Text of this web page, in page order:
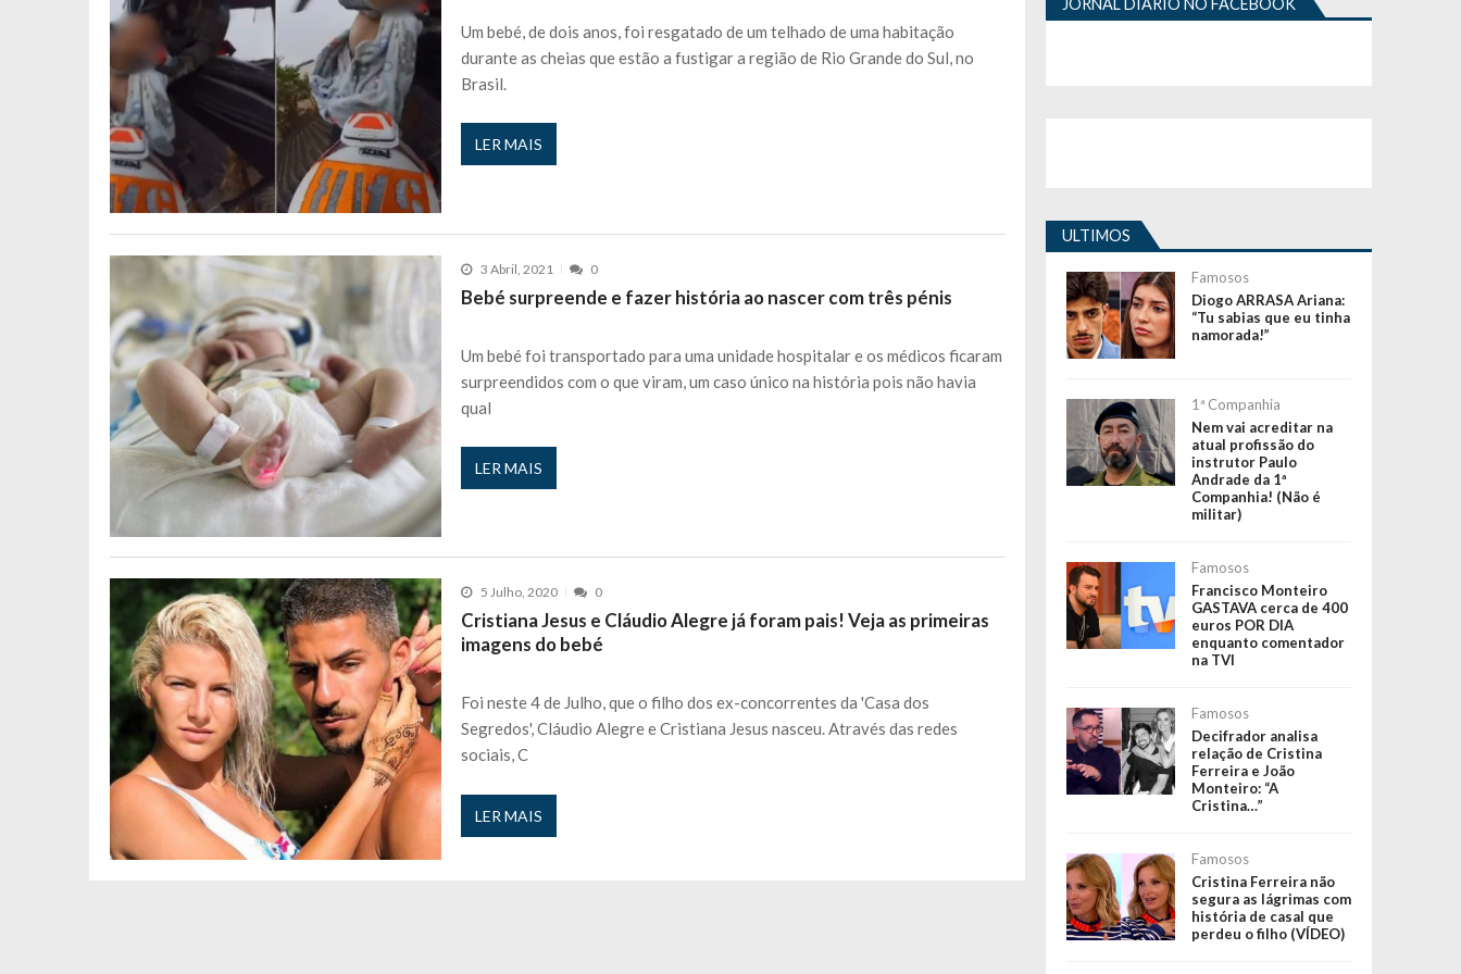
Filipe Delgado volta a imitar o instrutor e é apanhado 27 JANEIRO, 2026
Gonçalo Quinaz CRITICA “dança” de Cláudio Ramos: “É um atentado…” 25 JANEIRO, 2026
Catarina Miranda revela “cachet” após entrevista polémica a Flávio Furtado...
PSP já tomou medidas em relação ao homem que pegou fogo à estátua de Cristiano R...
Inês e Dylan divertem fãs com vídeo hilariante
Diogo ARRASA Ariana: “Tu sabias que eu tinha namorada!”
Francisco Monteiro GASTAVA cerca de 400 euros POR DIA enquanto comentador na TVI
Um bebé, de dois anos, foi resgatado de um telhado de uma habitação
durante as cheias que estão a fustigar a região de Rio Grande do Sul, no
Brasil.
LER MAIS
3 Abril, 2021 0
Bebé surpreende e fazer história ao nascer com três pénis
Um bebé foi transportado para uma unidade hospitalar e os médicos ficaram
surpreendidos com o que viram, um caso único na história pois não havia
qual
LER MAIS
5 Julho, 2020 0
Cristiana Jesus e Cláudio Alegre já foram pais! Veja as primeiras
imagens do bebé
Foi neste 4 de Julho, que o filho dos ex-concorrentes da 'Casa dos
Segredos', Cláudio Alegre e Cristiana Jesus nasceu. Através das redes
sociais, C
LER MAIS
JORNAL DIÁRIO NO FACEBOOK
ULTIMOS
Famosos
Diogo ARRASA Ariana:
“Tu sabias que eu tinha
namorada!”
1ª Companhia
Nem vai acreditar na
atual profissão do
instrutor Paulo
Andrade da 1ª
Companhia! (Não é
militar)
Famosos
Francisco Monteiro
GASTAVA cerca de 400
euros POR DIA
enquanto comentador
na TVI
Famosos
Decifrador analisa
relação de Cristina
Ferreira e João
Monteiro: “A
Cristina…”
Famosos
Cristina Ferreira não
segura as lágrimas com
história de casal que
perdeu o filho (VÍDEO)